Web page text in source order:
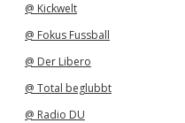
@ Kickwelt
@ Fokus Fussball
@ Der Libero
@ Total beglubbt
@ Radio DU